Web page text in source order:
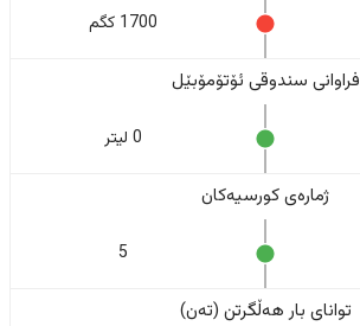
1700 کگم
فراوانی سندوقی ئۆتۆمۆبێل
0 لیتر
ژمارەی کورسیەکان
5
تواناى بار هەڵگرتن (تەن)